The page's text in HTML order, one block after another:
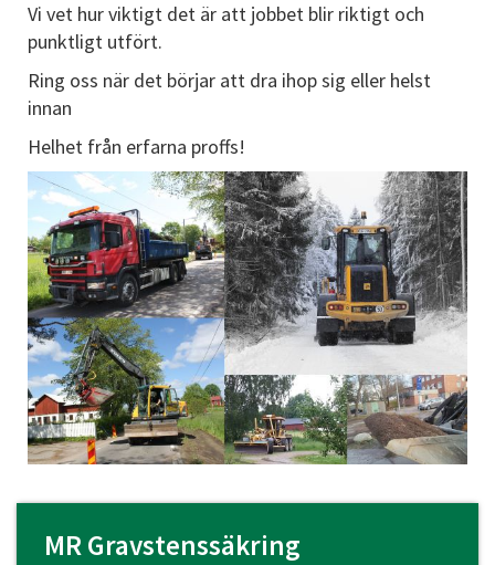
Vi vet hur viktigt det är att jobbet blir riktigt och
punktligt utfört.
Ring oss när det börjar att dra ihop sig eller helst
innan
Helhet från erfarna proffs!
MR Gravstenssäkring